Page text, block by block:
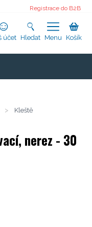
Registrace do B2B
účet Hledat Menu Košík
> Kleště
nerez - 30